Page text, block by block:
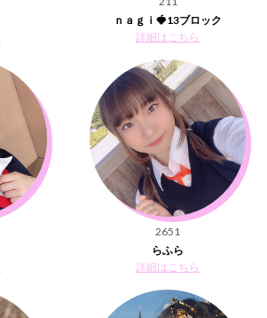
ｎａｇｉ🍓13ブロック
詳細はこちら
2651
らふら
詳細はこちら